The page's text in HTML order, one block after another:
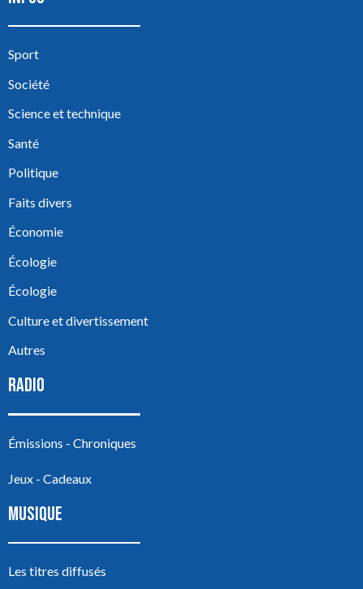
Sport
Société
Science et technique
Santé
Politique
Faits divers
Économie
Écologie
Écologie
Culture et divertissement
Autres
RADIO
Émissions - Chroniques
Jeux - Cadeaux
MUSIQUE
Les titres diffusés